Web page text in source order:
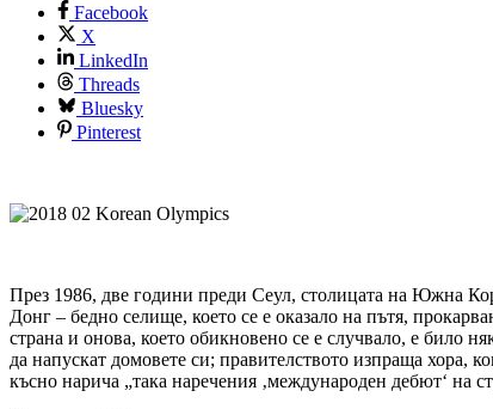
Facebook
X
LinkedIn
Threads
Bluesky
Pinterest
През 1986, две години преди Сеул, столицата на Южна
Донг – бедно селище, което се е оказало на пътя,
страна и онова, което обикновено се е случвало, е било
да напускат домовете си; правителството изпраща
късно нарича „така наречения ‚международен дебют‘ на